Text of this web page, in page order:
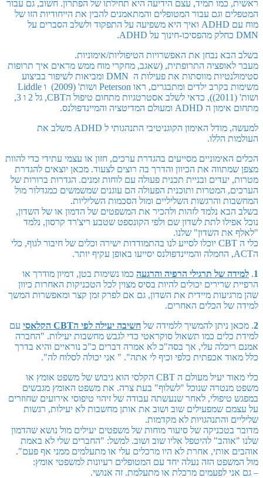
ראשית, כמו תמיד, עצם הידיעה היא תחילתו של הפתרון. חשוב, גם עבור
המטפלים וגם עבור המטופלים והמתאמנים להבין את הייחודיות הזו של
מוח עם ADHD ואיך היא משפיעה על התפקוד ולשלב הסברים על
DMN כחלק מהפסיכו-חינוך על ADHD.
בשלב הבא נבחן את האפשרויות הטיפוליות/אימוניות.
מעבר לאופציה התרופתית, (שאגב, מחקרי מוח ממש מראים איך תרופות
סטימולנטיות מווסתות את פעילות ה DMN ומביאות לשיפור בביצוע
משימות בקרב ילדים ומתבגרים, ראו Peterson ושות' (2009) ו Liddle
ושות' (2011)), כדאי לשלב אסטרטגיות מתחום טיפול הCBT, גל 2 ו 3,
מתחום אימון ה ADHD ומעולם המדיטציה והמיינדפולנס.
למעשה, מודל האימון הקוגניטיבי התנהגותי ל ADHD משלב את
העולמות הללו.
הכלים האימוניים מסייעים בהגדרת ערכים, חזון או עצמי עתידי כדי להוות
מצפן שמתווה את הכיוון והדרך בה רוצים לצעוד. מכאן יוצאים להגדרת
מטרות, יעדים ובניית תכנית פעולה עם לוחות זמנים. הגדרות ברורות של
הערכים, המטרות ותוכנית הפעולה הם עוגנים שמשמשים כמגדלור מול
המחשבות והרגשות השליליים ומול הסכמות השליליות.
בשלב הבא נלמד לזהות ולהכיר את המשפטים של הדמון או של השדון,
נוכל אפילו לתת לשדון שם ולפי הקונספט שטבע ריצ'רד קרסון, נלמד
"לאלף את השדון" שלנו.
כלי ה CBT יוכלו לסייע לנו בהתמודדות ישירה וכלים של חיבור לגוף, כלי
הACT, החמלה והמיינדפולנס יסייעו באופן עקיף יותר.
1
. למידה של תרגילי הרפיה והרגעה כמו נשימות בטן, דמיון מודרך או
הרפיית שרירים יכולים להיות בסיס מצוין לכל הטכניקות האחרות כיוון
שהן מרגיעות מיידית את השדון, גם אם לפרק זמן קצר ומאפשרות המשך
למידה של הכלים האחרים.
2. מכאן ניתן להמשיך ללמידה של חשיבה יעילה לפי הCBT הקלאסי עם
למידת כלים כמו תשאול סוקראטי כדי לגבש מחשבות יעילות. "החברה
אמנם ריכלה עלי, אך בסה"כ לא אמרה דברים כ"כ נוראיים והיא בדרך
כלל מאוד אכפתית כלפי וכיף לי אתה". " אני יכולה לסלוח לה".
כלי מאוד יעיל מעולם ה CBT הקלסי הוא גיבוש של משפט אומץ או
משפט מנטרה שנוכל "לשלוף" בעת צרה. את משפט האומץ מגבשים
במפגש טיפולי, לאחר שנעשתה עבודה של זיהוי טיפוסי אירועים שחוזרים
על עצמם שמפעילים שוב ושוב את אותן מחשבות לא יעילות, רגשות
שליליים והתנהגויות לא מקדמות.
מדובר בטכניקה של סיעור מוחות של משפטים יעילים מול נושא שהדמון
שלנו "אוהב" להיטפל אליו שוב ושוב. למשל: "החברים שלי לא באמת
אוהבים אותי, אחרת לא היו מרכלים עלי או מתעלמים ממני אף פעם".
מול המשפט הזה נעלה יחד עם המטופלים רעיונות למשפטי אומץ:
– גם אני לפעמים מרכלת או מתעלמת. זה אנושי.